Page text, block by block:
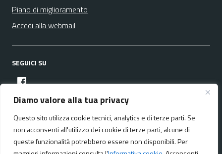
Diamo valore alla tua privacy
Questo sito utilizza cookie tecnici, analytics e di terze parti. Se
non acconsenti all'utilizzo dei cookie di terze parti, alcune di
queste funzionalità potrebbero essere non disponibili. Per
Piano di miglioramento
Accedi alla webmail
SEGUICI SU
facebook
Media policy Mappa del sito